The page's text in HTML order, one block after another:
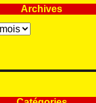
Archives